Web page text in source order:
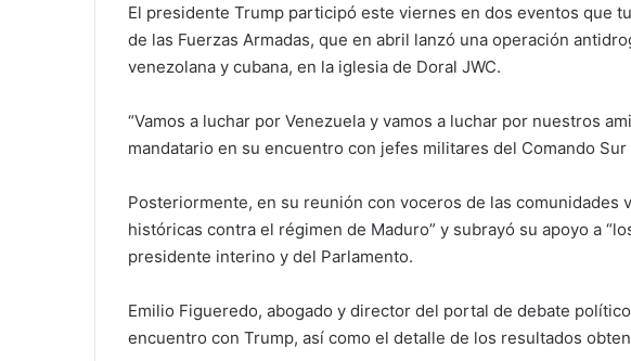
El presidente Trump participó este viernes en dos eventos que
de las Fuerzas Armadas, que en abril lanzó una operación
venezolana y cubana, en la iglesia de Doral JWC.
“Vamos a luchar por Venezuela y vamos a luchar por nuestros
mandatario en su encuentro con jefes militares del Comando
Posteriormente, en su reunión con voceros de las comunidades
históricas contra el régimen de Maduro” y subrayó su apoyo a
presidente interino y del Parlamento.
Emilio Figueredo, abogado y director del portal de debate
encuentro con Trump, así como el detalle de los resultados